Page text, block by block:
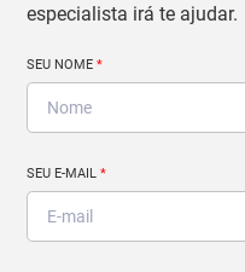
especialista irá te ajudar.
SEU NOME*
SEU E-MAIL*